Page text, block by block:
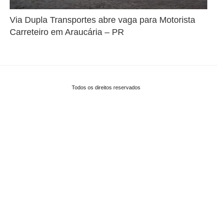
Via Dupla Transportes abre vaga para Motorista
Carreteiro em Araucária – PR
Todos os direitos reservados